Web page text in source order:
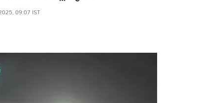
09:07 IST